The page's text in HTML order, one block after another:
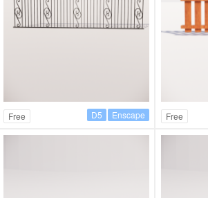
Free Enscape
D5 Free